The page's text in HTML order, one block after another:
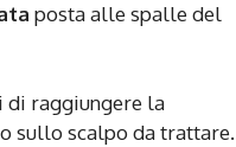
posta alle spalle del
di raggiungere la
sullo scalpo da trattare.